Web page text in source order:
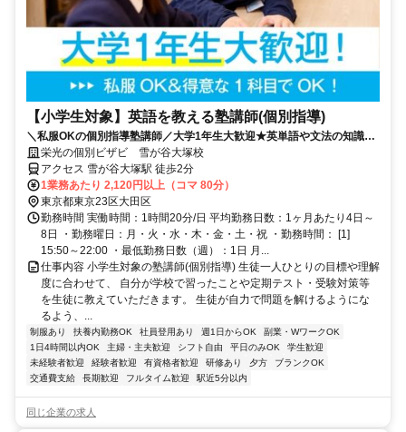
【小学生対象】英語を教える塾講師(個別指導)
＼私服OKの個別指導塾講師／大学1年生大歓迎★英単語や文法の知識を
活かそう♪教えることが好きな方歓迎！
栄光の個別ビザビ 雪が谷大塚校
アクセス 雪が谷大塚駅 徒歩2分
1業務あたり 2,120円以上（コマ 80分）
東京都東京23区大田区
勤務時間 実働時間：1時間20分/日 平均勤務日数：1ヶ月あたり4日～
8日 ・勤務曜日：月・火・水・木・金・土・祝 ・勤務時間： [1]
15:50～22:00 ・最低勤務日数（週）：1日 月...
仕事内容 小学生対象の塾講師(個別指導) 生徒一人ひとりの目標や理解
度に合わせて、 自分が学校で習ったことや定期テスト・受験対策等
を生徒に教えていただきます。 生徒が自力で問題を解けるようにな
るよう、...
制服あり 扶養内勤務OK 社員登用あり 週1日からOK
副業・WワークOK
1日4時間以内OK
主婦・主夫歓迎 シフト自由 平日のみOK
学生歓迎
未経験者歓迎
経験者歓迎 有資格者歓迎 研修あり 夕方
ブランクOK
交通費支給
長期歓迎 フルタイム歓迎 駅近5分以内
同じ企業の求人